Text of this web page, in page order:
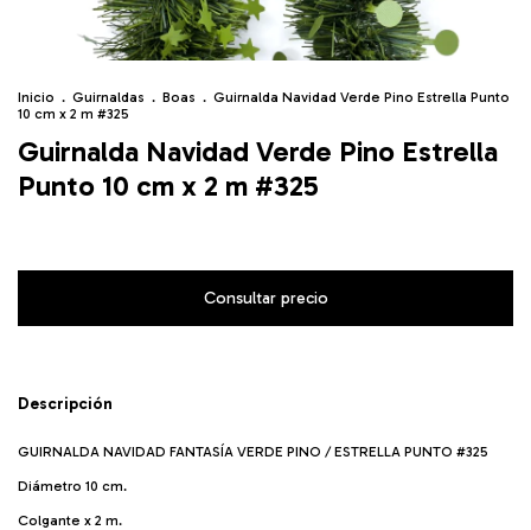
Inicio . Guirnaldas . Boas . Guirnalda Navidad Verde Pino Estrella Punto
10 cm x 2 m #325
Guirnalda Navidad Verde Pino Estrella
Punto 10 cm x 2 m #325
Descripción
GUIRNALDA NAVIDAD FANTASÍA VERDE PINO / ESTRELLA PUNTO #325
Diámetro 10 cm.
Colgante x 2 m.